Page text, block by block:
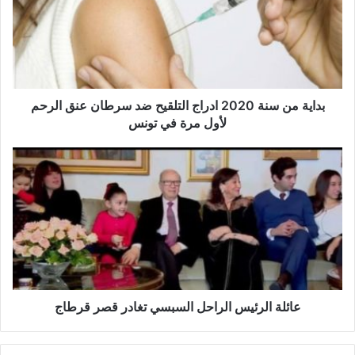
ي
ة
م
س
ن
2
0
ا
د
ا
ج
ا
ل
ق
بداية من سنة 2020 ادراج التلقيح ضد سرطان عنق الرحم
لأول مرة في تونس
ع
ا
ئ
ل
ا
ر
ئ
عائلة الرئيس الراحل السبسي تغادر قصر قرطاج